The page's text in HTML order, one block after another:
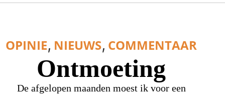
OPINIE, NIEUWS, COMMENTAAR
Ontmoeting
De afgelopen maanden moest ik voor een